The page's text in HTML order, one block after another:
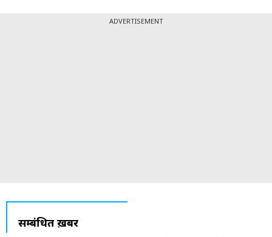
ADVERTISEMENT
सम्बंधित ख़बरें